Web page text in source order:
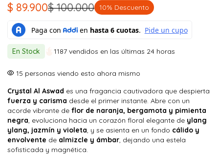
$100.000
El
precio
original
era:
$ 100.000.
$ 89.900
El
precio
actual
es:
$ 89.900.
10% Descuento
En Stock 1187 vendidos en las últimas 24 horas
15 personas viendo esto ahora mismo
Crystal Al Aswad es una fragancia cautivadora que despierta
fuerza y carisma desde el primer instante. Abre con un
acorde vibrante de flor de naranja, bergamota y pimienta
negra, evoluciona hacia un corazón floral elegante de ylang
ylang, jazmín y violeta, y se asienta en un fondo cálido y
envolvente de almizcle y ámbar, dejando una estela
sofisticada y magnética.